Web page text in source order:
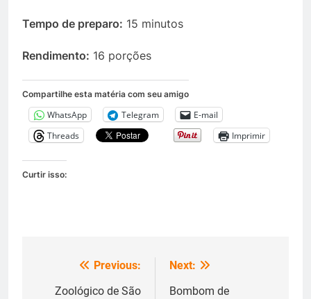
Tempo de preparo: 15 minutos
Rendimento: 16 porções
Compartilhe esta matéria com seu amigo
WhatsApp Telegram
E-mail
Threads
Imprimir
Curtir isso:
Navegação
Previous:
Zoológico de São
Next:
Bombom de